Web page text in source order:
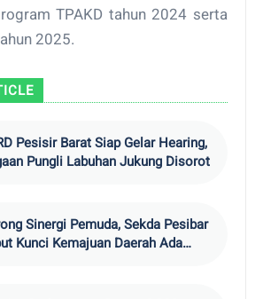
TPAKD tahun 2024 serta
2025.
Pesisir Barat Siap Gelar Hearing,
Pungli Labuhan Jukung Disorot
Sinergi Pemuda, Sekda Pesibar
Kunci Kemajuan Daerah Ada